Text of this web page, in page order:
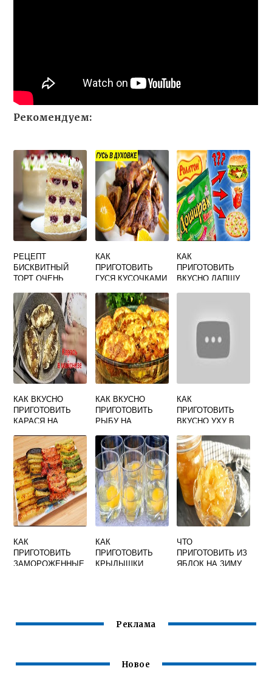
Рекомендуем:
РЕЦЕПТ
БИСКВИТНЫЙ
ТОРТ ОЧЕНЬ
ПРОСТОЙ
ДОМАШНИЙ
КАК
ПРИГОТОВИТЬ
ГУСЯ КУСОЧКАМИ
БЫСТРО И
ВКУСНО
КАК
ПРИГОТОВИТЬ
ВКУСНО ЛАПШУ
КАК ВКУСНО
ПРИГОТОВИТЬ
КАРАСЯ НА
МАЙОНЕЗОМ И
ЧЕСНОКОМ
КАК ВКУСНО
ПРИГОТОВИТЬ
РЫБУ НА
СТОЛ
КАК
ПРИГОТОВИТЬ
ВКУСНО УХУ В
УСЛОВИЯХ
КАК
ПРИГОТОВИТЬ
ЗАМОРОЖЕННЫЕ
КАК
ПРИГОТОВИТЬ
КРЫЛЫШКИ
ЧТО
ПРИГОТОВИТЬ ИЗ
ЯБЛОК НА ЗИМУ
Реклама
Новое